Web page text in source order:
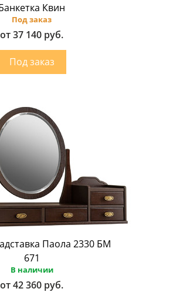
Квин
Под заказ
от 37 140 руб.
Паола 2330 БМ
671
В наличии
от 42 360 руб.